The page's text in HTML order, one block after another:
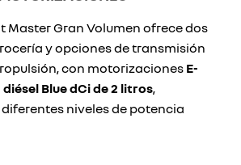
Master Gran Volumen ofrece dos
y opciones de transmisión
con motorizacionesE-
diésel Blue dCi de 2 litros,
niveles de potencia